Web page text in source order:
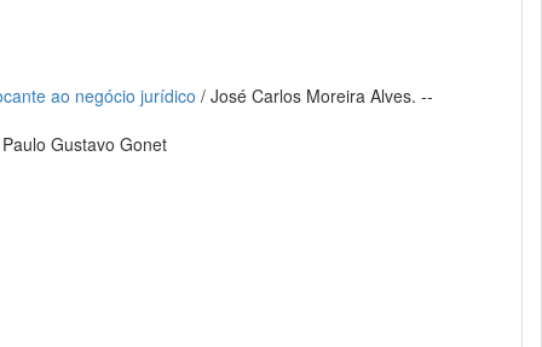
ao negócio jurídico / José Carlos Moreira Alves. --
Gustavo Gonet